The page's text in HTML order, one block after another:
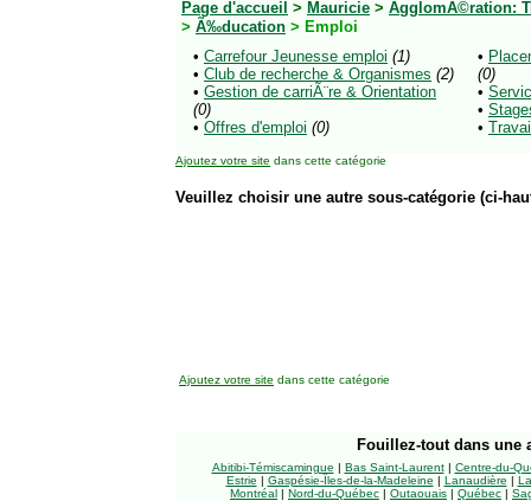
Page d'accueil > Mauricie > AgglomÃ©ration:
> Ã‰ducation > Emploi
• Carrefour Jeunesse emploi (1)
• Club de recherche & Organismes (2)
• Gestion de carriÃ¨re & Orientation
(0)
• Offres d'emploi (0)
•
(0)
•
•
•
Ajoutez votre site dans cette catégorie
Veuillez choisir une autre sous-catégorie (ci-
Ajoutez votre site dans cette catégorie
Fouillez-tout dans une
Abitibi-Témiscamingue | Bas Saint-Laurent| Centre-du-
Estrie | Gaspésie-Îles-de-la-Madeleine | Lanaudière |
Montréal | Nord-du-Québec | Outaouais | Québec |